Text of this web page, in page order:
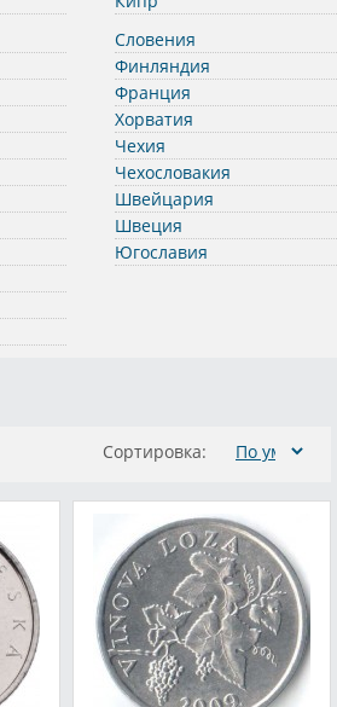
Словения
Финляндия
Франция
Хорватия
Чехия
Чехословакия
Швейцария
Швеция
Югославия
Сортировка: